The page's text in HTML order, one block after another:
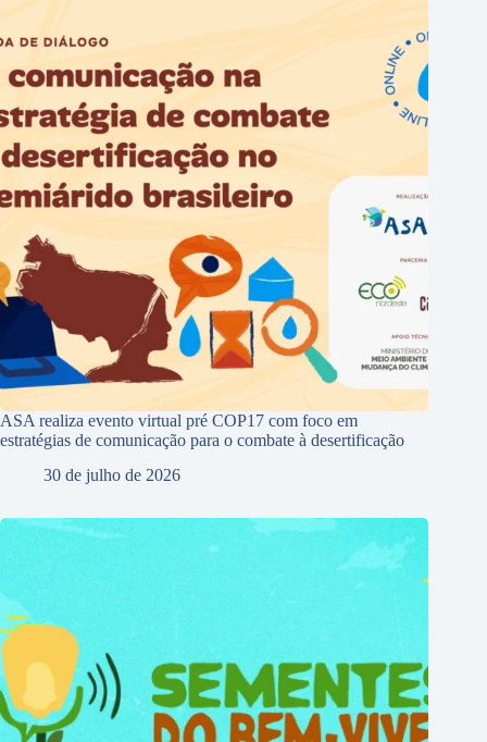
ASA realiza evento virtual pré COP17 com foco em
estratégias de comunicação para o combate à desertificação
30 de julho de 2026